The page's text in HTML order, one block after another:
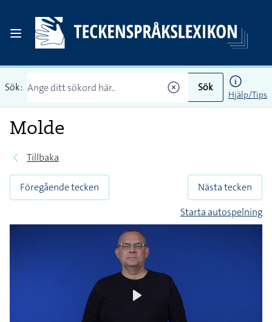
Sök: Sök
Hjälp/Tips
Molde
Tillbaka
Föregående tecken
Nästa tecken
Starta autospelning